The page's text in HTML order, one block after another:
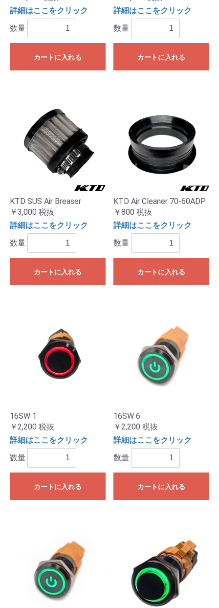
詳細はここをクリック
数量
カートに入れる
詳細はここをクリック
数量
カートに入れる
KTD SUS Air Breaser
￥3,000 税抜
詳細はここをクリック
数量
カートに入れる
KTD Air Cleaner 70-60ADP
￥800 税抜
詳細はここをクリック
数量
カートに入れる
16SW 1
￥2,200 税抜
詳細はここをクリック
数量
カートに入れる
16SW 6
￥2,200 税抜
詳細はここをクリック
数量
カートに入れる